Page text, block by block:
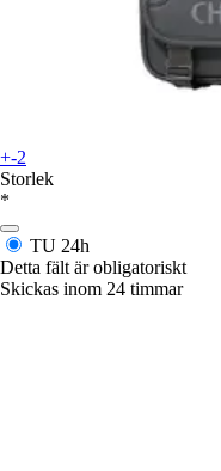
+-2
Storlek
*
TU 24h
Detta fält är obligatoriskt
Skickas inom 24 timmar